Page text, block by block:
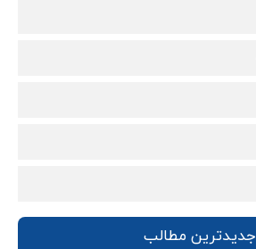
جدیدترین مطالب